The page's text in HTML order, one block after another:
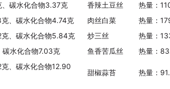
碳水化合物3.37克 香辣土豆丝
热量：
、碳水化合物4.74克 肉丝白菜
热量：
、碳水化合物5.84克 炒三丝
热量：
水化合物7.03克 鱼香苦瓜丝
热量：
、碳水化合物12.90
甜椒蒜苔 热量：